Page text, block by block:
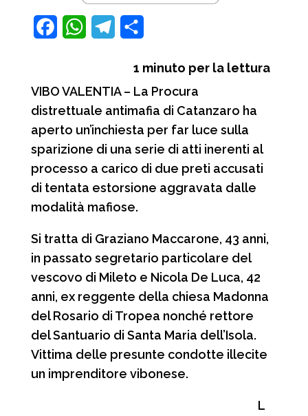
e
o
o
k
W
t
p
p
e
a
m
n
d
i
d
1 minuto per la lettura
VIBO VALENTIA – La Procura
distrettuale antimafia di Catanzaro ha
aperto un’inchiesta per far luce sulla
sparizione di una serie di atti inerenti al
processo a carico di due preti accusati
di tentata estorsione aggravata dalle
modalità mafiose.
Si tratta di Graziano Maccarone, 43 anni,
in passato segretario particolare del
vescovo di Mileto e Nicola De Luca, 42
anni, ex reggente della chiesa Madonna
del Rosario di Tropea nonché rettore
del Santuario di Santa Maria dell’Isola.
Vittima delle presunte condotte illecite
un imprenditore vibonese.
L